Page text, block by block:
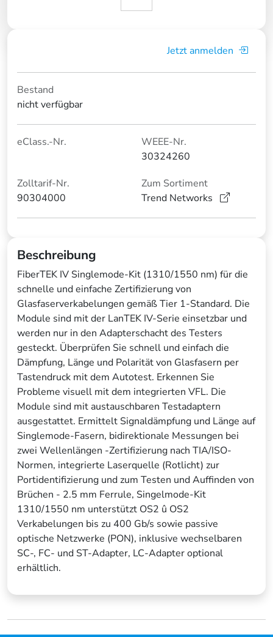
Jetzt anmelden
Bestand
nicht verfügbar
eClass.-Nr.
WEEE-Nr.
30324260
Zolltarif-Nr.
90304000
Zum Sortiment
Trend Networks
Beschreibung
FiberTEK IV Singlemode-Kit (1310/1550 nm) für die
schnelle und einfache Zertifizierung von
Glasfaserverkabelungen gemäß Tier 1-Standard. Die
Module sind mit der LanTEK IV-Serie einsetzbar und
werden nur in den Adapterschacht des Testers
gesteckt. Überprüfen Sie schnell und einfach die
Dämpfung, Länge und Polarität von Glasfasern per
Tastendruck mit dem Autotest. Erkennen Sie
Probleme visuell mit dem integrierten VFL. Die
Module sind mit austauschbaren Testadaptern
ausgestattet. Ermittelt Signaldämpfung und Länge auf
Singlemode-Fasern, bidirektionale Messungen bei
zwei Wellenlängen -Zertifizierung nach TIA/ISO-
Normen, integrierte Laserquelle (Rotlicht) zur
Portidentifizierung und zum Testen und Auffinden von
Brüchen - 2.5 mm Ferrule, Singelmode-Kit
1310/1550 nm unterstützt OS2 û OS2
Verkabelungen bis zu 400 Gb/s sowie passive
optische Netzwerke (PON), inklusive wechselbaren
SC-, FC- und ST-Adapter, LC-Adapter optional
erhältlich.